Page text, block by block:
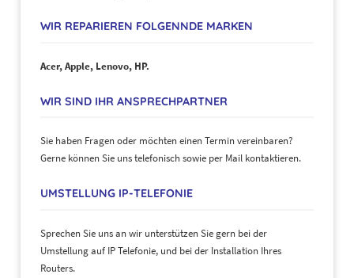
WIR REPARIEREN FOLGENNDE MARKEN
Acer, Apple, Lenovo, HP.
WIR SIND IHR ANSPRECHPARTNER
Sie haben Fragen oder möchten einen Termin vereinbaren?
Gerne können Sie uns telefonisch sowie per Mail kontaktieren.
UMSTELLUNG IP-TELEFONIE
Sprechen Sie uns an wir unterstützen Sie gern bei der
Umstellung auf IP Telefonie, und bei der Installation Ihres
Routers.